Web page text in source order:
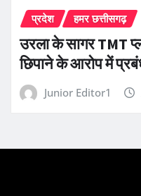
प्रदेश हमर छत्तीसगढ़
उरला के सागर TMT
छिपाने के आरोप में
Junior Editor1